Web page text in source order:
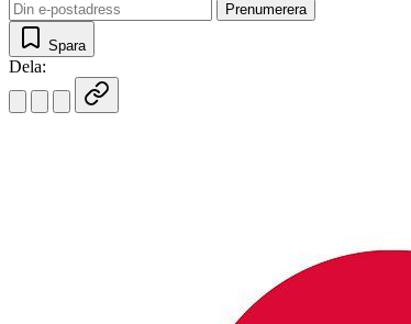
Prenumerera
Spara
Dela: